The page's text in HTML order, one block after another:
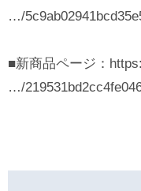
…/
■新商品ページ：
…/